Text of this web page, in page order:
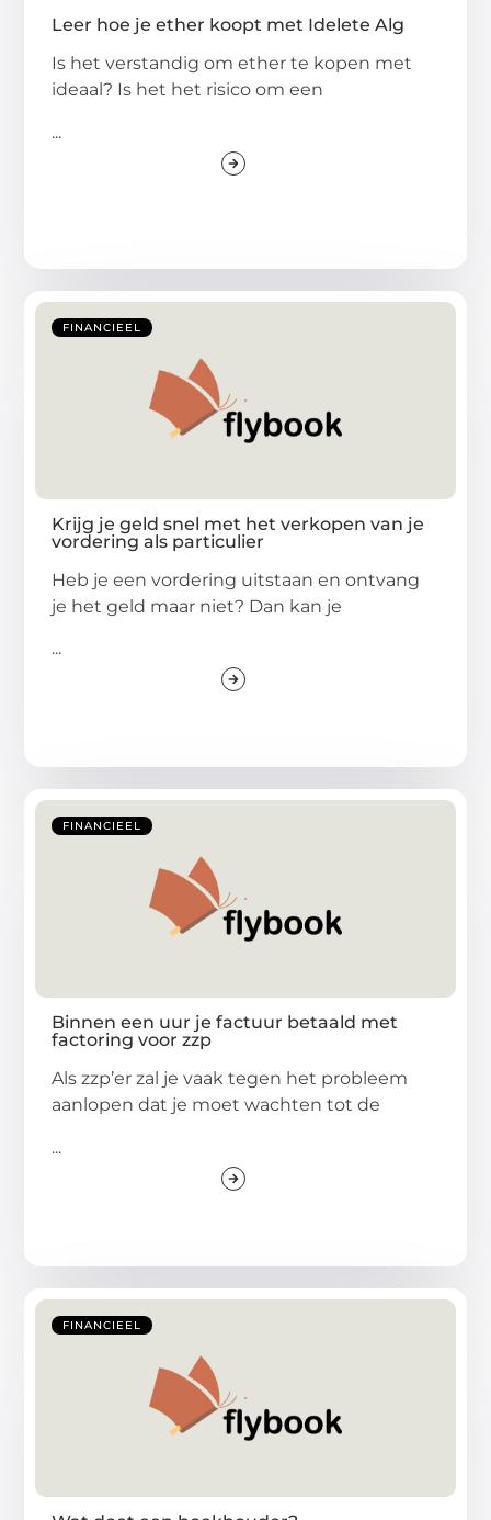
Leer hoe je ether koopt met Idelete Alg
Is het verstandig om ether te kopen met
ideaal? Is het het risico om een
...
FINANCIEEL
Krijg je geld snel met het verkopen van je
vordering als particulier
Heb je een vordering uitstaan en ontvang
je het geld maar niet? Dan kan je
...
FINANCIEEL
Binnen een uur je factuur betaald met
factoring voor zzp
Als zzp’er zal je vaak tegen het probleem
aanlopen dat je moet wachten tot de
...
FINANCIEEL